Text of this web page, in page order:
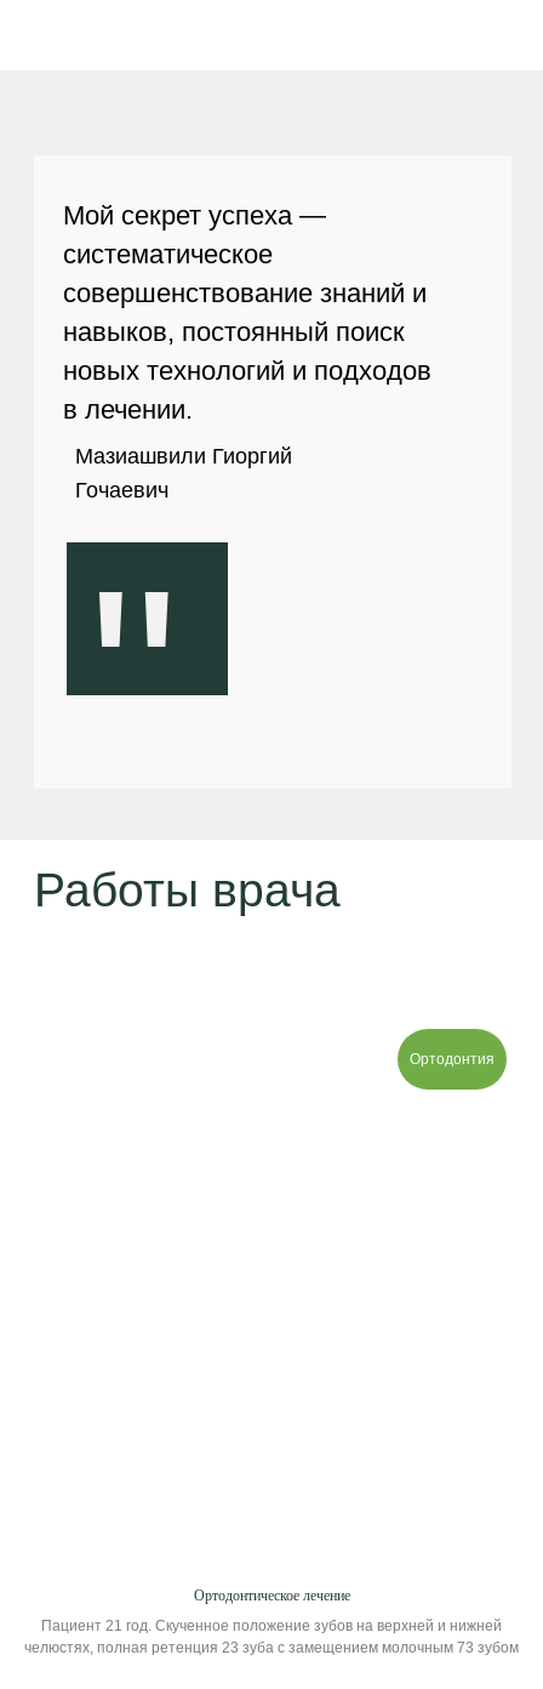
Ортодонтия
Ортодонтическое лечение
Пациент 21 год. Скученное положение зубов на верхней и нижней
челюстях, полная ретенция 23 зуба с замещением молочным 73 зубом
Дипломы и
сертификаты